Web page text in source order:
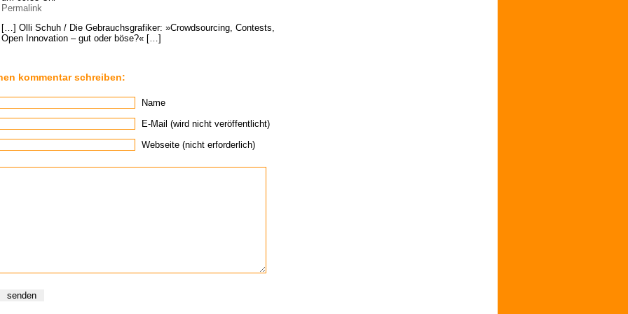
Permalink
[…] Olli Schuh / Die Gebrauchsgrafiker: »Crowdsourcing, Contests,
Open Innovation – gut oder böse?« […]
kommentar schreiben:
Name
E-Mail (wird nicht veröffentlicht)
Webseite (nicht erforderlich)